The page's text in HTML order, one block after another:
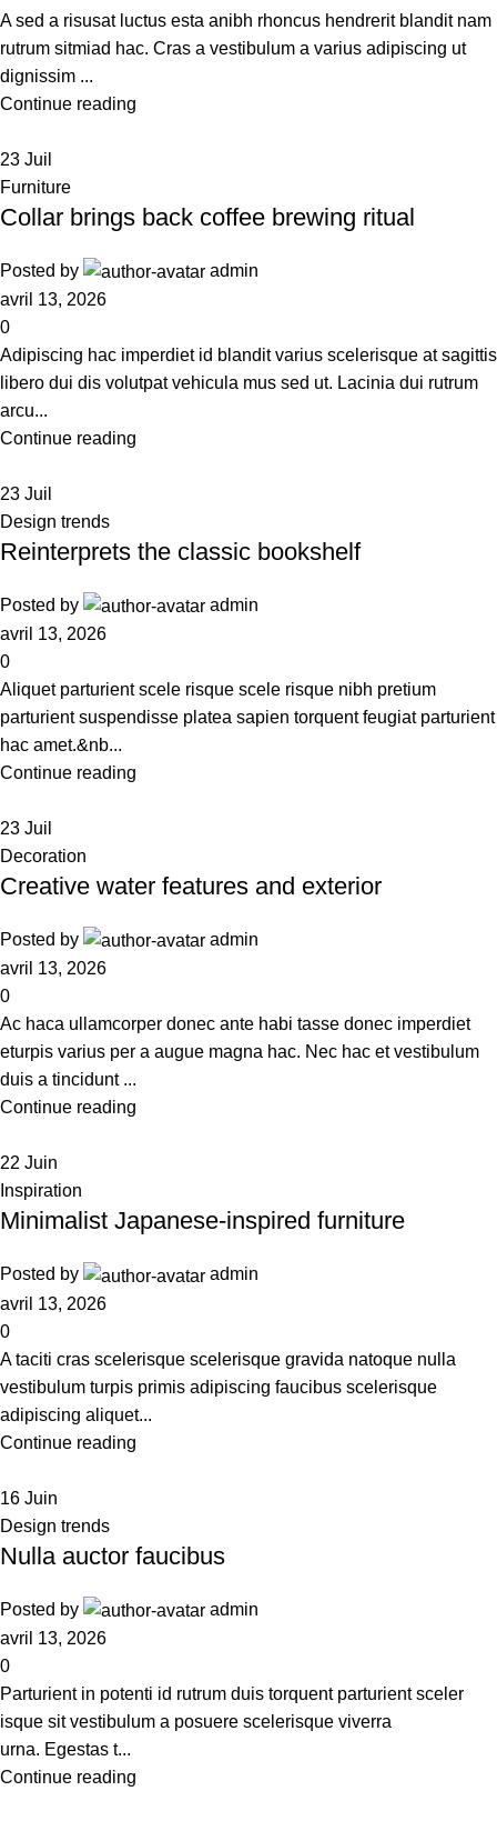
A sed a risusat luctus esta anibh rhoncus hendrerit blandit nam
rutrum sitmiad hac. Cras a vestibulum a varius adipiscing ut
dignissim ...
Continue reading
23 Juil
Furniture
Collar brings back coffee brewing ritual
Posted by
admin
avril 13, 2026
0
Adipiscing hac imperdiet id blandit varius scelerisque at sagittis
libero dui dis volutpat vehicula mus sed ut. Lacinia dui rutrum
arcu...
Continue reading
23 Juil
Design trends
Reinterprets the classic bookshelf
Posted by
admin
avril 13, 2026
0
Aliquet parturient scele risque scele risque nibh pretium
parturient suspendisse platea sapien torquent feugiat parturient
hac amet.&nb...
Continue reading
23 Juil
Decoration
Creative water features and exterior
Posted by
admin
avril 13, 2026
0
Ac haca ullamcorper donec ante habi tasse donec imperdiet
eturpis varius per a augue magna hac. Nec hac et vestibulum
duis a tincidunt ...
Continue reading
22 Juin
Inspiration
Minimalist Japanese-inspired furniture
Posted by
admin
avril 13, 2026
0
A taciti cras scelerisque scelerisque gravida natoque nulla
vestibulum turpis primis adipiscing faucibus scelerisque
adipiscing aliquet...
Continue reading
16 Juin
Design trends
Nulla auctor faucibus
Posted by
admin
avril 13, 2026
0
Parturient in potenti id rutrum duis torquent parturient sceler
isque sit vestibulum a posuere scelerisque viverra
urna. Egestas t...
Continue reading